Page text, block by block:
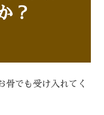
？
骨でも受け入れてく